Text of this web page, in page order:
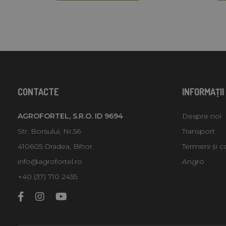
CONTACTE
AGROFORTEL, S.R.O. ID 9694
Str. Borsului, Nr.56
410605 Oradea, Bihor
info@agrofortel.ro
+40 (37) 710 2455
INFORMAŢII
Despre noi
Transport
Termeni și
Angro